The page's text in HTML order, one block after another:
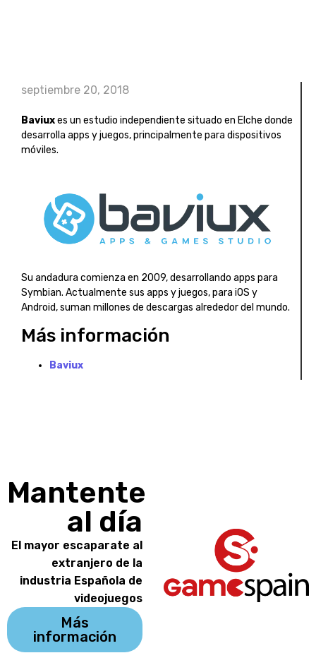
septiembre 20, 2018
Baviuxes un estudio independiente situado en Elche donde
desarrolla apps y juegos, principalmente para dispositivos
móviles.
Su andadura comienza en 2009, desarrollando apps para
Symbian. Actualmente sus apps y juegos, para iOS y
Android, suman millones de descargas alrededor del mundo.
Más información
Baviux
Mantente
al día
El mayor escaparate al
extranjero de la
industria Española de
videojuegos
Más
información